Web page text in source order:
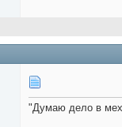
"Думаю дело в